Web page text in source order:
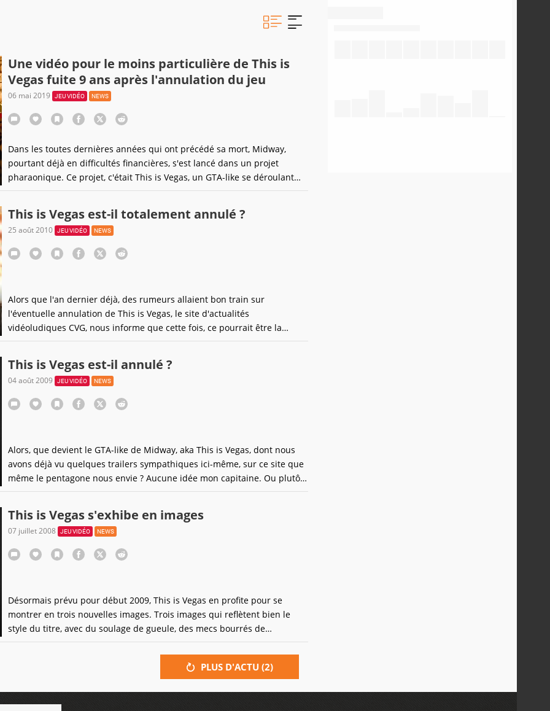
Une vidéo pour le moins particulière de This is
Vegas fuite 9 ans après l'annulation du jeu
06 mai 2019 JEU VIDÉO NEWS
Dans les toutes dernières années qui ont précédé sa mort, Midway,
pourtant déjà en difficultés financières, s'est lancé dans un projet
pharaonique. Ce projet, c'était This is Vegas, un GTA-like se déroulant
dans la ville célèbre pour ses nombreux casinos et pour la débauche
jeu vient de refaire surface dans
This is Vegas est-il totalement annulé ?
25 août 2010 JEU VIDÉO NEWS
Alors que l'an dernier déjà, des rumeurs allaient bon train sur
l'éventuelle annulation de This is Vegas, le site d'actualités
vidéoludiques CVG, nous informe que cette fois, ce pourrait être la
"bonne".En effet, selon leurs propres informations, venant selon eux,
trappe,
This is Vegas est-il annulé ?
04 août 2009 JEU VIDÉO NEWS
Alors, que devient le GTA-like de Midway, aka This is Vegas, dont nous
avons déjà vu quelques trailers sympathiques ici-même, sur ce site que
même le pentagone nous envie ? Aucune idée mon capitaine. Ou plutôt,
si quelques infos, mais elles ne sont pas vraiment bonnes.Ainsi, selon
This is Vegas s'exhibe en images
07 juillet 2008 JEU VIDÉO NEWS
Désormais prévu pour début 2009, This is Vegas en profite pour se
montrer en trois nouvelles images. Trois images qui reflètent bien le
style du titre, avec du soulage de gueule, des mecs bourrés de
testostérone ou encore d'attitudes bien "mec". Le titre de Surreal
Software se déclinera sur PC, PS3 et Xbox 360. Espérons que ce qui
PLUS D'ACTU (2)